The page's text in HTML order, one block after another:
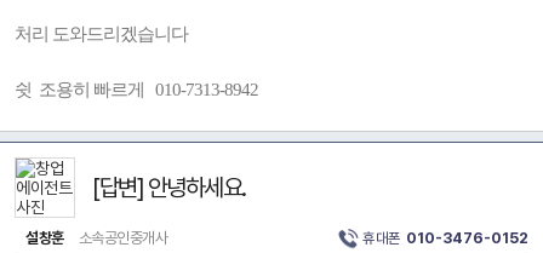
처리 도와드리겠습니다
쉿 조용히 빠르게 010-7313-8942
[답변] 안녕하세요.
설창훈 소속공인중개사 휴대폰 010-3476-0152